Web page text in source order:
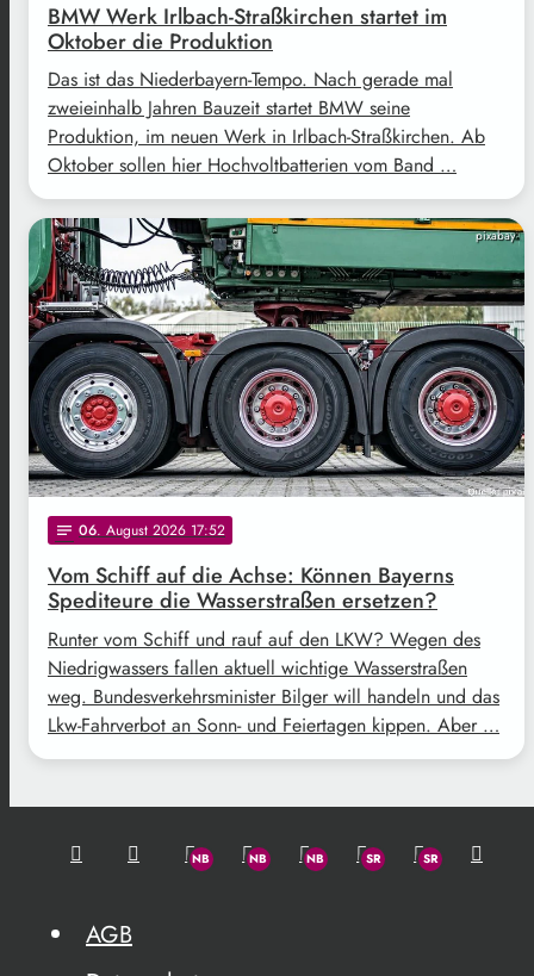
BMW Werk Irlbach-Straßkirchen startet im
Oktober die Produktion
Das ist das Niederbayern-Tempo. Nach gerade mal
zweieinhalb Jahren Bauzeit startet BMW seine
Produktion, im neuen Werk in Irlbach-Straßkirchen. Ab
Oktober sollen hier Hochvoltbatterien vom Band …
pixabay
notes 06. August 2026 17:52
Vom Schiff auf die Achse: Können Bayerns
Spediteure die Wasserstraßen ersetzen?
Runter vom Schiff und rauf auf den LKW? Wegen des
Niedrigwassers fallen aktuell wichtige Wasserstraßen
weg. Bundesverkehrsminister Bilger will handeln und das
Lkw-Fahrverbot an Sonn- und Feiertagen kippen. Aber …
AGB